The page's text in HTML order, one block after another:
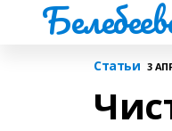
Статьи 3